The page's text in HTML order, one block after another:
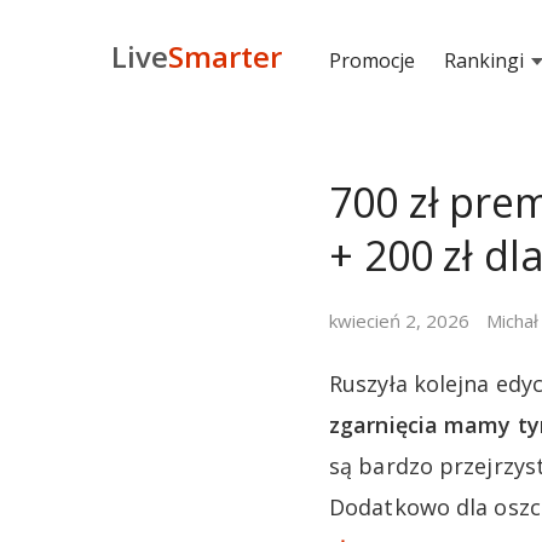
LiveSmarter Promocje Rankingi
700 zł
+ 200 zł
kwiecień 2, 2026 Michał
Ruszyła kolejna
zgarnięcia mamy
są bardzo
Dodatkowo dla